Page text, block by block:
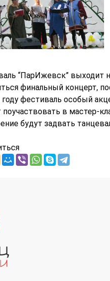
“ПарИжевск” выходит
финальный концерт,
фестиваль особый
поучаствовать в мастер-
будут задвать